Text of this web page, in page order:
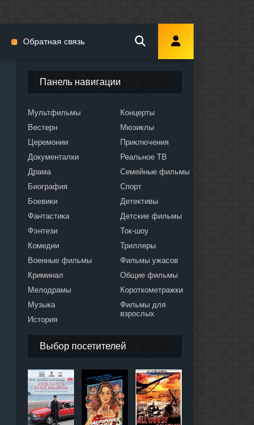
Панель навигации
Мультфильмы
Вестерн
Церемонии
Документалки
Драма
Биография
Боевики
Фантастика
Фэнтези
Комедии
Военные фильмы
Криминал
Мелодрамы
Музыка
История
Концерты
Мюзиклы
Приключения
Реальное ТВ
Семейные фильмы
Спорт
Детективы
Детские фильмы
Ток-шоу
Триллеры
Фильмы ужасов
Общие фильмы
Короткометражки
Фильмы для
взрослых
Выбор посетителей
Обратная связь